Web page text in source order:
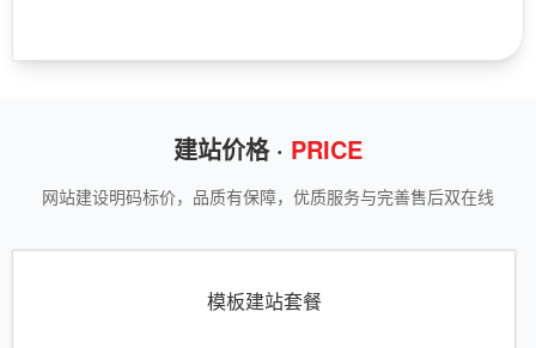
建站价格 · PRICE
网站建设明码标价，品质有保障，优质服务与完善售后双在线
模板建站套餐